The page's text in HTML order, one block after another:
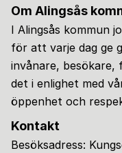
Om Alingsås
I Alingsås kommun
för att varje dag ge
invånare, besökare,
det i enlighet med
öppenhet och
Kontakt
Besöksadress: